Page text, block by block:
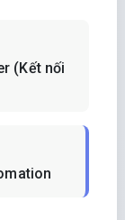
(Kết nối